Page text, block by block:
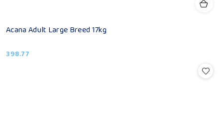
Acana Adult Large Breed 17kg
Cena:
398.77